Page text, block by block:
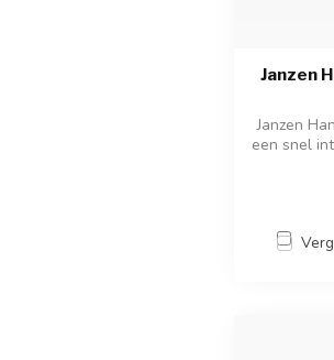
Janzen
Janzen
een snel